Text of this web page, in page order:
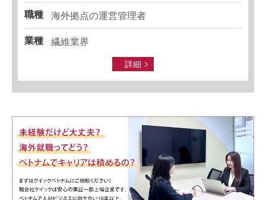
職種 海外拠点の運営管理者
業種 繊維業界
詳細